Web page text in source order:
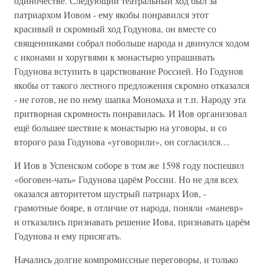
патриархом Иовом - ему якобы понравился этот
красивый и скромный ход Годунова, он вместе со
священниками собрал побольше народа и двинулся ходом
с иконами и хоругвями к монастырю упрашивать
Годунова вступить в царствование Россией. Но Годунов
якобы от такого лестного предложения скромно отказался
- не готов, не по нему шапка Мономаха и т.п. Народу эта
притворная скромность понравилась. И Иов организовал
ещё большее шествие к монастырю на уговоры, и со
второго раза Годунова «уговорили», он согласился…
И Иов в Успенском соборе в том же 1598 году поспешил
«боговен-чать» Годунова царём России. Но не для всех
оказался авторитетом шустрый патриарх Иов, -
грамотные бояре, в отличие от народа, поняли «маневр»
и отказались признавать решение Иова, признавать царём
Годунова и ему присягать.
Начались долгие компромиссные переговоры, и только